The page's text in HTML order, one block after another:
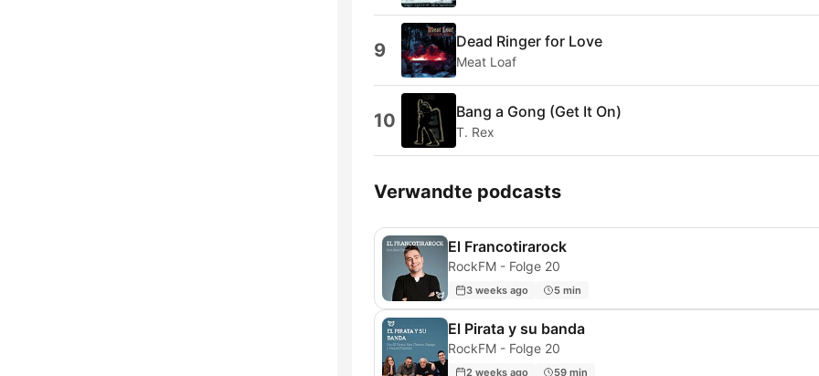
9 Dead Ringer for Love
Meat Loaf
10 Bang a Gong (Get It On)
T. Rex
Verwandte podcasts
El Francotirarock
RockFM - Folge 20
3 weeks ago 5 min
El Pirata y su banda
RockFM - Folge 20
2 weeks ago 59 min